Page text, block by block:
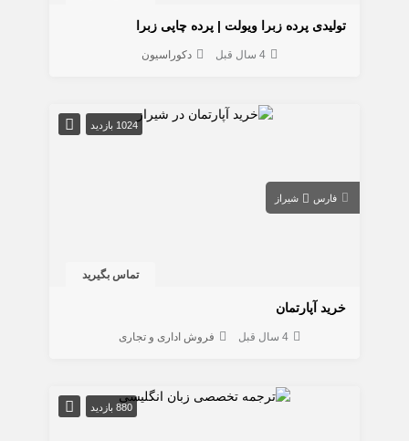
تولیدی پرده زبرا ویولت | پرده چاپی زبرا
4 سال قبل دکوراسیون
1024 بازدید
فارس شیراز
تماس بگیرید
خرید آپارتمان
4 سال قبل فروش اداری و تجاری
880 بازدید